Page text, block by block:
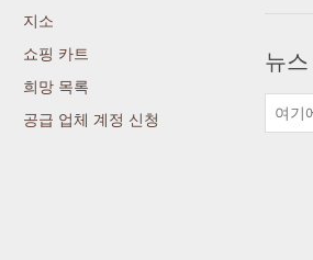
지소
쇼핑 카트
희망 목록
공급 업체 계정 신청
뉴